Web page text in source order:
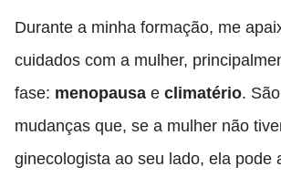
Durante a minha formação, me
cuidados com a mulher,
fase: menopausa e climatério.
mudanças que, se a mulher não
ginecologista ao seu lado, ela pode